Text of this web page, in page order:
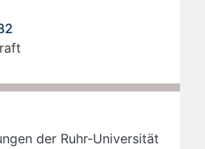
der Ruhr-Universität